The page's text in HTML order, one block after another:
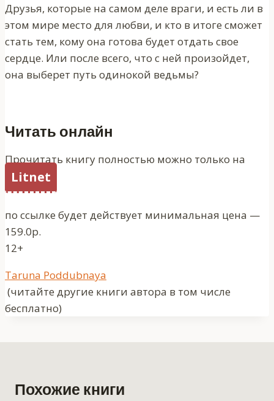
Друзья, которые на самом деле враги, и есть ли в
этом мире место для любви, и кто в итоге сможет
стать тем, кому она готова будет отдать свое
сердце. Или после всего, что с ней произойдет,
она выберет путь одинокой ведьмы?
Читать онлайн
Прочитать книгу полностью можно только на
Litnet
по ссылке будет действует минимальная цена —
159.0р.
12+
Метки
записи:
Taruna Poddubnaya
(читайте другие книги автора в том числе
бесплатно)
Похожие книги